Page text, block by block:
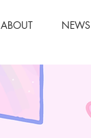
ABOUT NEWS